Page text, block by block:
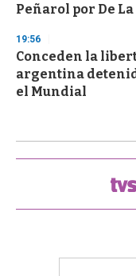
Peñarol por De La
19:56
Conceden la
argentina
el Mundial